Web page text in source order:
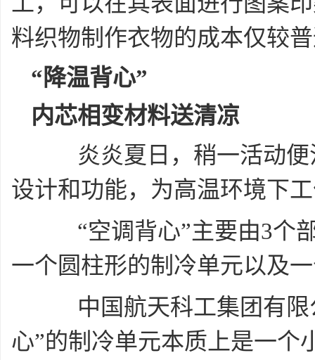
料织物制作衣物的成本仅较
“降温背心”
内芯相变材料送清凉
炎炎夏日，稍一活动便
设计和功能，为高温环境下
“空调背心”主要由3个部
一个圆柱形的制冷单元以及
中国航天科工集团有限
心”的制冷单元本质上是一个